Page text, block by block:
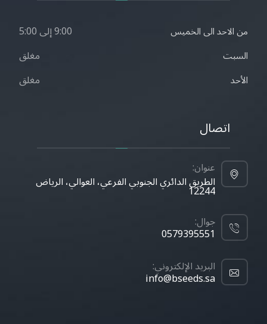
من الاحد الى الخميس 9:00 إلى 5:00
السبت مغلق
الأحد مغلق
اتصال
عنوان:
الطريق الدائري الجنوبي الفرعي، العوالي، الرياض
12244
جوال:
0579395551
البريد الإلكتروني:
info@bseeds.sa